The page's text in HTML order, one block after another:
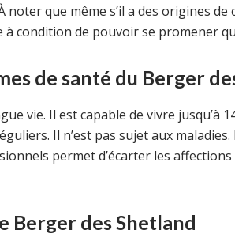
que même s’il a des origines de
condition de pouvoir se promener
de santé du Berger
vie. Il est capable de vivre jusqu’à
Il n’est pas sujet aux
permet d’écarter les
Berger des Shetland